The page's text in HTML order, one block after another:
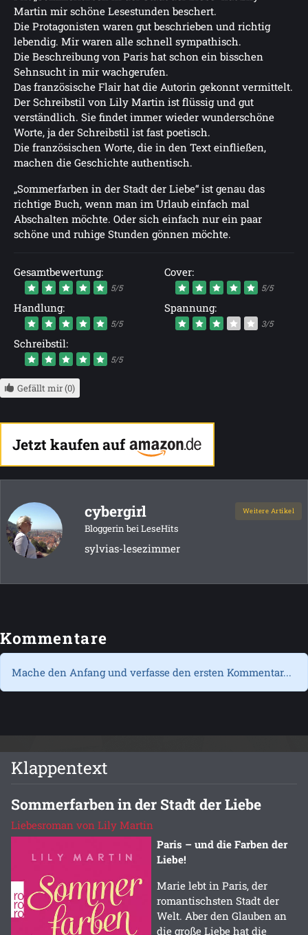
Martin mir schöne Lesestunden beschert.
Die Protagonisten waren gut beschrieben und richtig
lebendig. Mir waren alle schnell sympathisch.
Die Beschreibung von Paris hat schon ein bisschen
Sehnsucht in mir wachgerufen.
Das französische Flair hat die Autorin gekonnt vermittelt.
Der Schreibstil von Lily Martin ist flüssig und gut
verständlich. Sie findet immer wieder wunderschöne
Worte, ja der Schreibstil ist fast poetisch.
Die französischen Worte, die in den Text einfließen,
machen die Geschichte authentisch.
„Sommerfarben in der Stadt der Liebe“ ist genau das
richtige Buch, wenn man im Urlaub einfach mal
Abschalten möchte. Oder sich einfach nur ein paar
schöne und ruhige Stunden gönnen möchte.
Gesamtbewertung:
5/5
Cover:
5/5
Handlung:
5/5
Spannung:
3/5
Schreibstil:
5/5
Gefällt mir (0)
Jetzt kaufen auf
cybergirl
Bloggerin bei LeseHits
Weitere Artikel
sylvias-lesezimmer
Kommentare
Mache den Anfang und verfasse den ersten Kommentar...
Klappentext
Sommerfarben in der Stadt der Liebe
Liebesroman von Lily Martin
Paris – und die Farben der
Liebe!
Marie lebt in Paris, der
romantischsten Stadt der
Welt. Aber den Glauben an
die große Liebe hat die